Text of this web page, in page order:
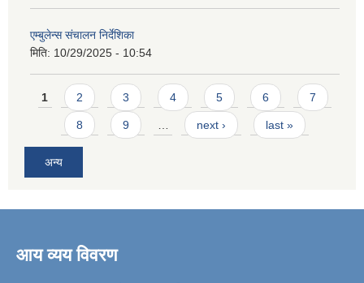
एम्बुलेन्स संचालन निर्देशिका
मिति: 10/29/2025 - 10:54
Pages
1 2 3 4 5 6 7
8 9 next › last »
अन्य
आय व्यय विवरण